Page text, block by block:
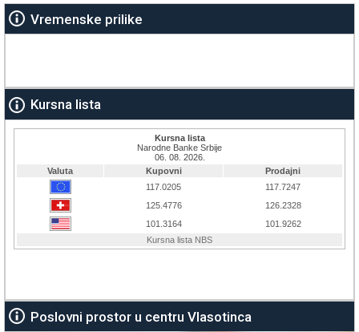
Vremenske prilike
Kursna lista
Poslovni prostor u centru Vlasotinca